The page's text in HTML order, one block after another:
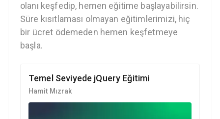
olanı keşfedip, hemen eğitime başlayabilirsin.
Süre kısıtlaması olmayan eğitimlerimizi, hiç
bir ücret ödemeden hemen keşfetmeye
başla.
Temel Seviyede jQuery Eğitimi
Hamit Mızrak